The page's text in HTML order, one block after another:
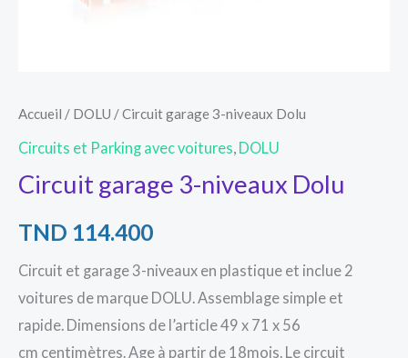
Accueil / DOLU / Circuit garage 3-niveaux Dolu
Circuits et Parking avec voitures DOLU
Circuit garage 3-niveaux Dolu
TND 114.400
Circuit et garage 3-niveaux en plastique et inclue 2
voitures de marque DOLU. Assemblage simple et
rapide. Dimensions de l’article 49 x 71 x 56
cm centimètres. Age à partir de 18mois. Le circuit